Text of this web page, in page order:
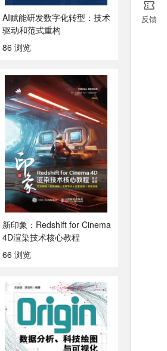
AI赋能研发数字化转型：技术
驱动和范式重构
86 浏览
新印象：Redshift for Cinema
4D渲染技术核心教程
66 浏览
反馈